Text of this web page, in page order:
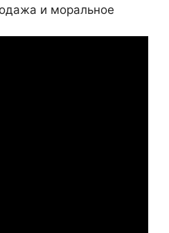
и моральное